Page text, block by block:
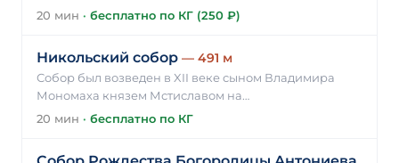
20 мин · бесплатно по КГ (250 ₽)
Никольский собор — 491 м
Собор был возведен в XII веке сыном Владимира
Мономаха князем Мстиславом на…
20 мин · бесплатно по КГ